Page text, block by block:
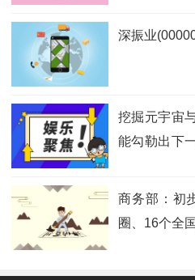
深振业
挖掘元宇宙
能勾勒出下
商务部：初
圈、16个全